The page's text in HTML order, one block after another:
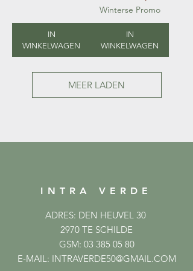
IN
WINKELWAGEN
Winterse Promo
IN
WINKELWAGEN
MEER LADEN
INTRA VERDE
ADRES: DEN HEUVEL 30
2970 TE SCHILDE
GSM: 03 385 05 80
E-MAIL: INTRAVERDE50@GMAIL.COM